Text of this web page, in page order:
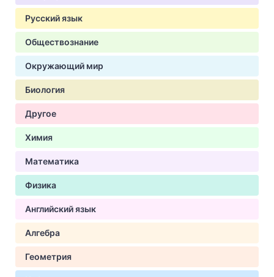
Русский язык
Обществознание
Окружающий мир
Биология
Другое
Химия
Математика
Физика
Английский язык
Алгебра
Геометрия